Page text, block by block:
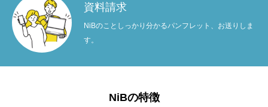
資料請求
NiBのことしっかり分かるパンフレット、お送りしま
す。
NiBの特徴